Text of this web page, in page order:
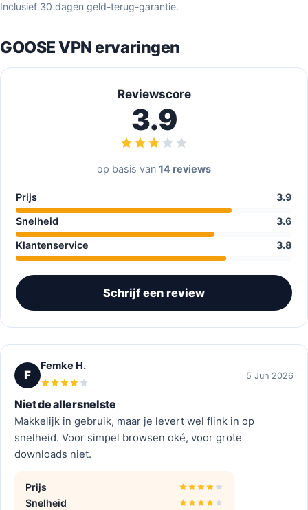
Inclusief 30 dagen geld-terug-garantie.
GOOSE VPN ervaringen
Reviewscore
3.9
op basis van 14 reviews
Prijs 3.9
Snelheid 3.6
Klantenservice 3.8
Schrijf een review
F
Femke H.
5 Jun 2026
Niet de allersnelste
Makkelijk in gebruik, maar je levert wel flink in op
snelheid. Voor simpel browsen oké, voor grote
downloads niet.
Prijs
Snelheid